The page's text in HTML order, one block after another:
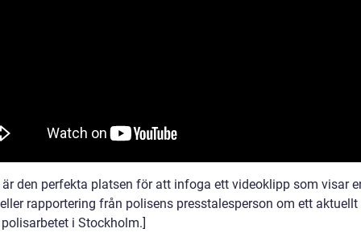
är den perfekta platsen för att infoga ett videoklipp som visar
rapportering från polisens presstalesperson om ett aktuellt
i Stockholm.]